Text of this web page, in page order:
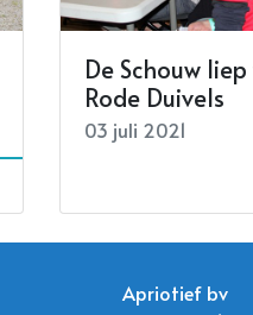
De Schouw
Rode Duivels
03 juli 2021
Apriotief bv